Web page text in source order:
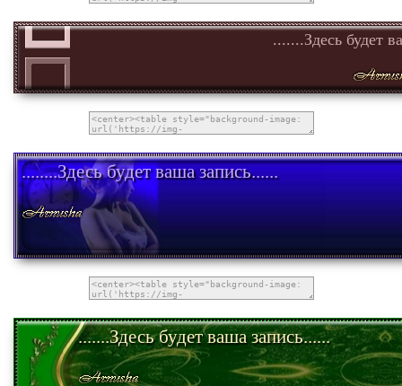
.......Здесь будет
........Здесь будет ваша запись......
.......Здесь будет ваша запись......